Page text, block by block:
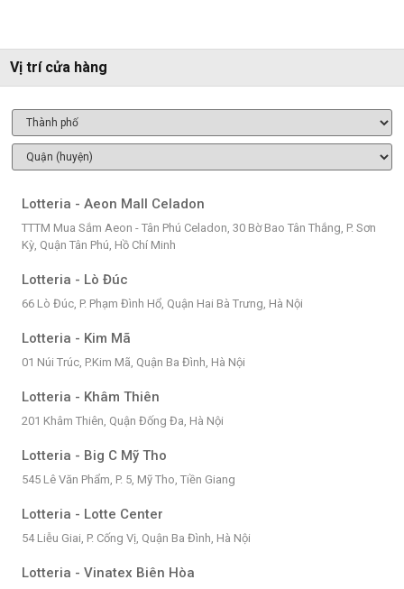
Vị trí cửa hàng
Lotteria - Aeon Mall Celadon
TTTM Mua Sắm Aeon - Tân Phú Celadon, 30 Bờ Bao Tân Thắng, P. Sơn
Kỳ, Quận Tân Phú, Hồ Chí Minh
Lotteria - Lò Đúc
66 Lò Đúc, P. Phạm Đình Hổ, Quận Hai Bà Trưng, Hà Nội
Lotteria - Kim Mã
01 Núi Trúc, P.Kim Mã, Quận Ba Đình, Hà Nội
Lotteria - Khâm Thiên
201 Khâm Thiên, Quận Đống Đa, Hà Nội
Lotteria - Big C Mỹ Tho
545 Lê Văn Phẩm, P. 5, Mỹ Tho, Tiền Giang
Lotteria - Lotte Center
54 Liễu Giai, P. Cống Vị, Quận Ba Đình, Hà Nội
Lotteria - Vinatex Biên Hòa